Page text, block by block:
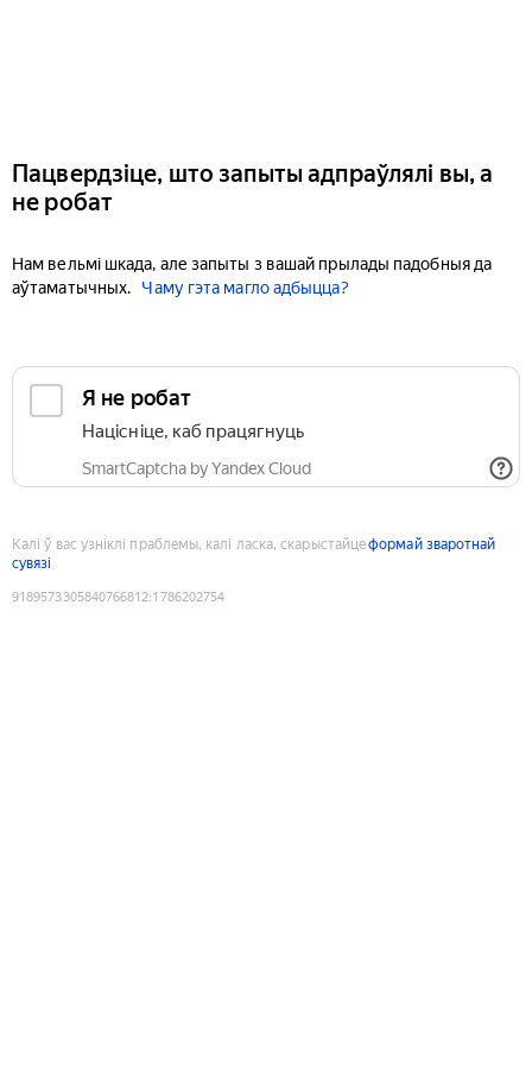
Пацвердзіце, што запыты адпраўлялі вы, а
не робат
Нам вельмі шкада, але запыты з вашай прылады падобныя да
аўтаматычных.
Чаму гэта магло адбыцца?
Я не робат
Націсніце, каб працягнуць
SmartCaptcha by Yandex Cloud
Калі ў вас узніклі праблемы, калі ласка, скарыстайцеформай зваротнай
сувязі
9189573305840766812:1786202754